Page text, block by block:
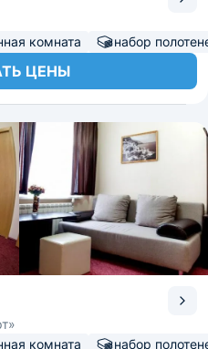
комната набор
ЦЕНЫ
комната набор